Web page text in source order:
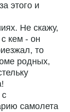
этого и
Не скажу,
кем - он
то
родных,
с
самолета